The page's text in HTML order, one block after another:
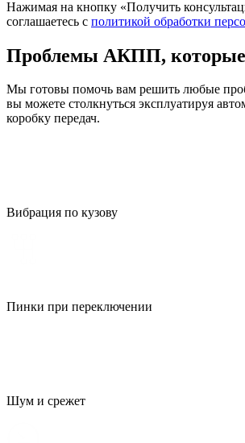
Нажимая на кнопку «Получить
соглашаетесь с политикой обработки
Проблемы АКПП,
Мы готовы помочь вам решить любые
вы можете столкнуться эксплуатируя
коробку передач.
Вибрация по кузову
Пинки при переключении
Шум и срежет